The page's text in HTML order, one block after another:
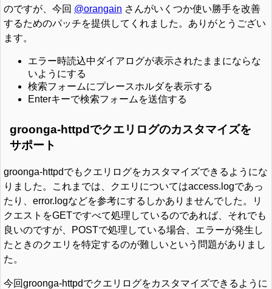
のですが、今回 @orangain さんがいくつか使い勝手を改善
するためのパッチを提供してくれました。ありがとうござい
ます。
エラー時読込中ダイアログが表示されたままにならな
いようにする
検索フォームにプレースホルダを表示する
Enterキーで検索フォームを送信する
groonga-httpdでクエリログのカスタマイズを
サポート
groonga-httpdでもクエリログをカスタマイズできるようにな
りました。これまでは、クエリについてはaccess.logであっ
たり、error.logなどを参考にするしかありませんでした。リ
クエストをGETですべて処理しているのであれば、それでも
良いのですが、POSTで処理している場合、エラーが発生し
たときのクエリを特定するのが難しいという問題がありまし
た。
今回groonga-httpdでクエリログをカスタマイズできるように